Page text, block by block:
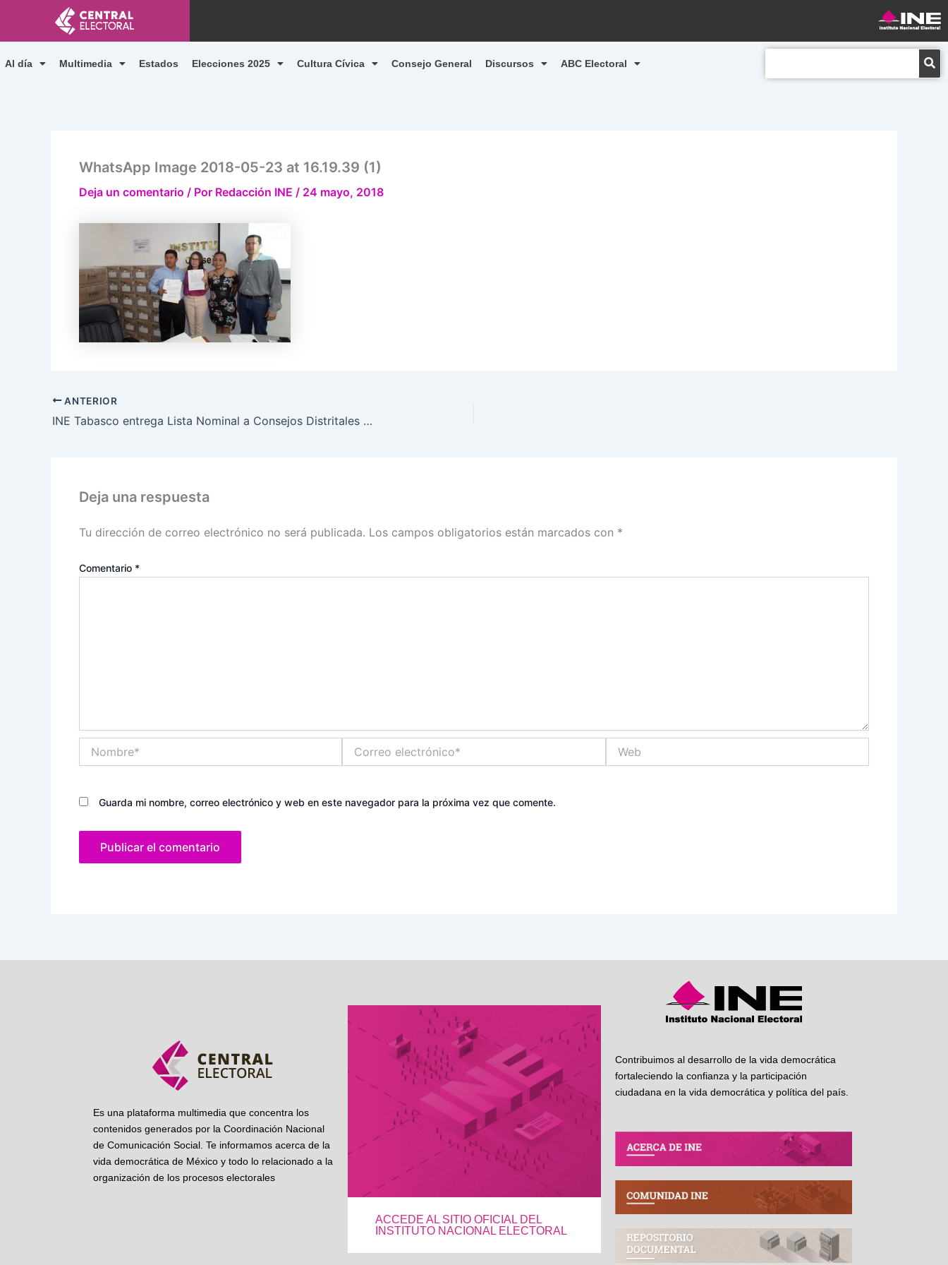
contenido
Al día Multimedia Estados Elecciones 2025 Cultura Cívica Consejo General Discursos ABC Electoral
WhatsApp Image 2018-05-23 at 16.19.39 (1)
Deja un comentario / Por Redacción INE / 24 mayo, 2018
ANTERIOR
INE Tabasco entrega Lista Nominal a Consejos Distritales y Órgano Electoral Local
Deja una respuesta
Tu dirección de correo electrónico no será publicada. Los campos obligatorios están marcados con *
Comentario *
electrónico*
Guarda mi nombre, correo electrónico y web en este navegador para la próxima vez que comente.
Es una plataforma multimedia que concentra los
contenidos generados por la Coordinación Nacional
de Comunicación Social. Te informamos acerca de la
vida democrática de México y todo lo relacionado a la
organización de los procesos electorales
ACCEDE AL SITIO OFICIAL DEL
INSTITUTO NACIONAL ELECTORAL
Contribuimos al desarrollo de la vida democrática
fortaleciendo la confianza y la participación
ciudadana en la vida democrática y política del país.